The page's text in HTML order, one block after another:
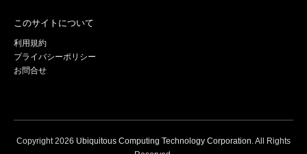
このサイトについて
利用規約
プライバシーポリシー
お問合せ
Copyright2026 Ubiquitous Computing Technology Corporation. All Rights